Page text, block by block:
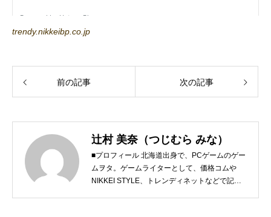
trendy.nikkeibp.co.jp
前の記事 次の記事
辻村 美奈（つじむら みな）
■プロフィール 北海道出身で、PCゲームのゲー
ムヲタ。ゲームライターとして、価格コムや
NIKKEI STYLE、トレンディネットなどで記事